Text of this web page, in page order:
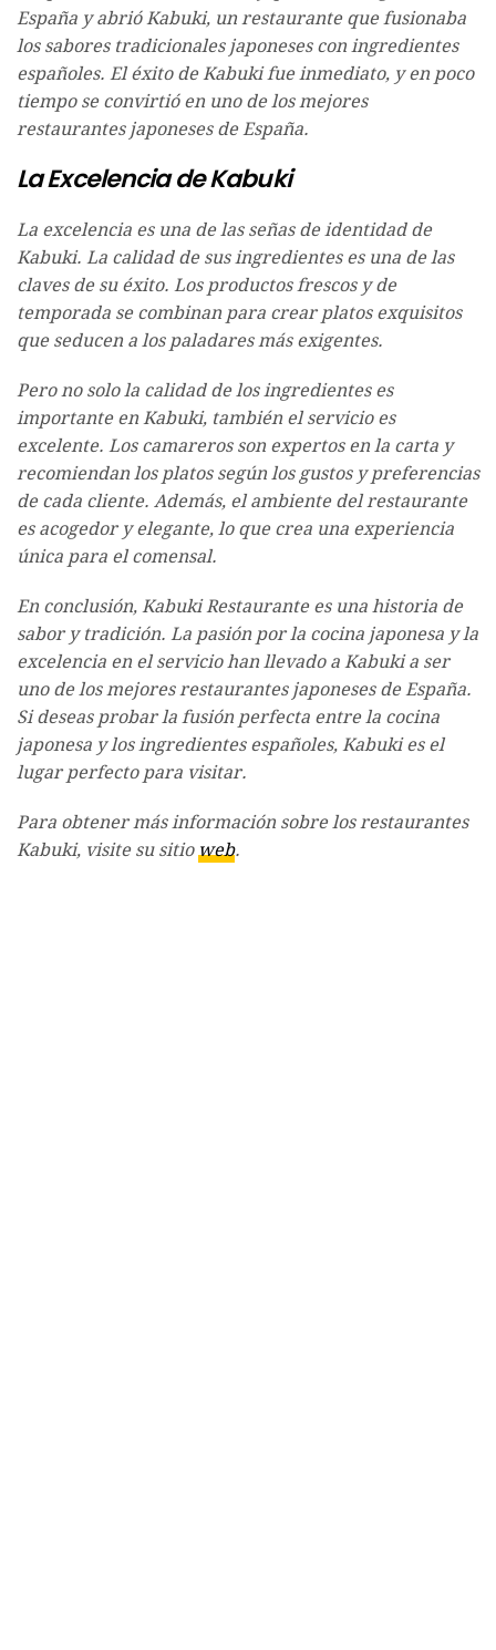
España y abrió Kabuki, un restaurante que fusionaba
los sabores tradicionales japoneses con ingredientes
españoles. El éxito de Kabuki fue inmediato, y en poco
tiempo se convirtió en uno de los mejores
restaurantes japoneses de España.
La Excelencia de Kabuki
La excelencia es una de las señas de identidad de
Kabuki. La calidad de sus ingredientes es una de las
claves de su éxito. Los productos frescos y de
temporada se combinan para crear platos exquisitos
que seducen a los paladares más exigentes.
Pero no solo la calidad de los ingredientes es
importante en Kabuki, también el servicio es
excelente. Los camareros son expertos en la carta y
recomiendan los platos según los gustos y preferencias
de cada cliente. Además, el ambiente del restaurante
es acogedor y elegante, lo que crea una experiencia
única para el comensal.
En conclusión, Kabuki Restaurante es una historia de
sabor y tradición. La pasión por la cocina japonesa y la
excelencia en el servicio han llevado a Kabuki a ser
uno de los mejores restaurantes japoneses de España.
Si deseas probar la fusión perfecta entre la cocina
japonesa y los ingredientes españoles, Kabuki es el
lugar perfecto para visitar.
Para obtener más información sobre los restaurantes
Kabuki, visite su sitioweb.